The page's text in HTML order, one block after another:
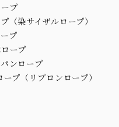
プ
（染サイザルロープ）
プ
ープ
ンロープ
プ（リプロンロープ）